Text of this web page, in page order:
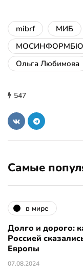
mibrf МИБ
Ольга Любимова
547
Самые
в мире
Долго и дорого:
Россией
Европы
07.08.2024